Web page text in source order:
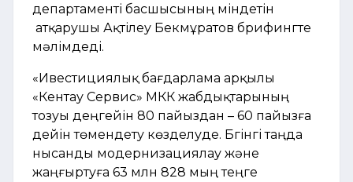
департаменті басшысының міндетін
атқарушы Ақтілеу Бекмұратов брифингте
мәлімдеді.
«Ивестициялық бағдарлама арқылы
«Кентау Сервис» МКК жабдықтарының
тозуы деңгейін 80 пайыздан – 60 пайызға
дейін төмендету көзделуде. Бүгінгі таңда
нысанды модернизациялау және
жаңғыртуға 63 млн 828 мың теңге